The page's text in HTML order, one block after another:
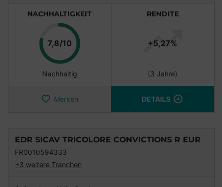
NACHHALTIGKEIT
7,8/10Punkte
Nachhaltig
RENDITE
+5,27%
(3 Jahre)
Merken DETAILS
EDR SICAV TRICOLORE CONVICTIONS R EUR
FR0010594333
+3 weitere Tranchen